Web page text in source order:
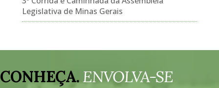
Legislativa de Minas Gerais
de
vídeo
CONHEÇA.ENVOLVA-SE